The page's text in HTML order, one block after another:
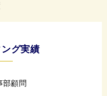
グ実績
部顧問